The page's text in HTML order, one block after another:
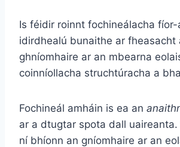
Is féidir roinnt fochineálacha fíor-
idirdhealú bunaithe ar fheasacht
ghníomhaire ar an mbearna
coinníollacha struchtúracha a
Fochineál amháin is ea an
ar a dtugtar spota dall uaireanta.
ní bhíonn an gníomhaire ar an